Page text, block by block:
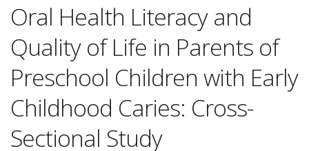
Oral Health Literacy and
Quality of Life in Parents of
Preschool Children with Early
Childhood Caries: Cross-
Sectional Study